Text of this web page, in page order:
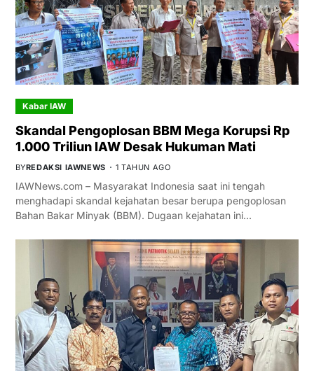
Kabar IAW
Skandal Pengoplosan BBM Mega Korupsi Rp
1.000 Triliun IAW Desak Hukuman Mati
BYREDAKSI IAWNEWS 1 TAHUN AGO
IAWNews.com – Masyarakat Indonesia saat ini tengah
menghadapi skandal kejahatan besar berupa pengoplosan
Bahan Bakar Minyak (BBM). Dugaan kejahatan ini…